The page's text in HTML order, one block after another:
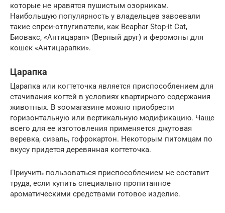
которые не нравятся пушистым озорникам.
Наибольшую популярность у владельцев завоевали
такие спреи-отпугиватели, как Beaphar Stop-it Cat,
Биовакс, «Антицарап» (Верный друг) и феромоны для
кошек «Антицарапки».
Царапка
Царапка или когтеточка является приспособлением для
стачивания когтей в условиях квартирного содержания
животных. В зоомагазине можно приобрести
горизонтальную или вертикальную модификацию. Чаще
всего для ее изготовления применяется джутовая
веревка, сизаль, гофрокартон. Некоторым питомцам по
вкусу придется деревянная когтеточка.
Приучить пользоваться приспособлением не составит
труда, если купить специально пропитанное
ароматическими средствами готовое изделие.